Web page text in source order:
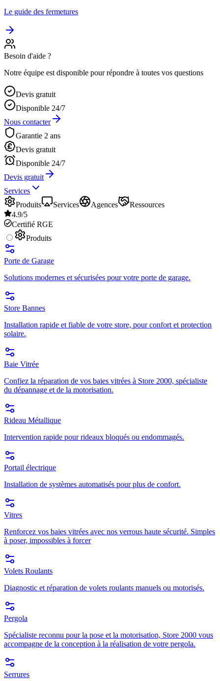
Le guide des fermetures
Besoin d'aide ?
Notre équipe est disponible pour répondre à toutes vos questions
Devis gratuit
Disponible 24/7
Nous contacter
Garantie 2 ans
Devis gratuit
Disponible 24/7
Devis gratuit
Services
Produits
Services Agences
Ressources
4.9/5
Certifié RGE
Produits
Porte de Garage
Solutions modernes et sécurisées pour votre porte de garage.
Store Bannes
Installation rapide et fiable de votre store, pour confort et protection
solaire.
Baie Vitrée
Confiez la réparation de vos baies vitrées à Store 2000, spécialiste
du dépannage et de la motorisation.
Rideau Métallique
Intervention rapide pour rideaux bloqués ou endommagés.
Portail électrique
Installation de systèmes automatisés pour plus de confort.
Vitres
Renforcez vos baies vitrées avec nos verrous haute sécurité. Simples
à poser, impossibles à forcer
Volets Roulants
Diagnostic et réparation de volets roulants manuels ou motorisés.
Pergola
Spécialiste reconnu pour la pose et la motorisation, Store 2000 vous
accompagne de la conception à la réalisation de votre pergola.
Serrures